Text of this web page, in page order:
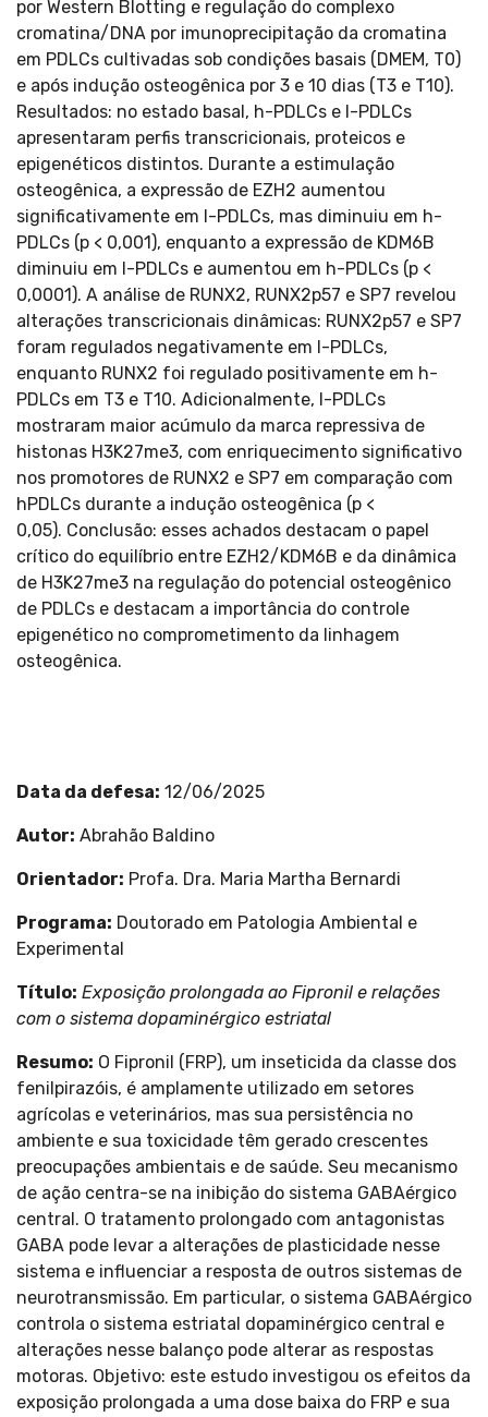
por Western Blotting e regulação do complexo
cromatina/DNA por imunoprecipitação da cromatina
em PDLCs cultivadas sob condições basais (DMEM, T0)
e após indução osteogênica por 3 e 10 dias (T3 e T10).
Resultados: no estado basal, h-PDLCs e l-PDLCs
apresentaram perfis transcricionais, proteicos e
epigenéticos distintos. Durante a estimulação
osteogênica, a expressão de EZH2 aumentou
significativamente em l-PDLCs, mas diminuiu em h-
PDLCs (p < 0,001), enquanto a expressão de KDM6B
diminuiu em l-PDLCs e aumentou em h-PDLCs (p <
0,0001). A análise de RUNX2, RUNX2p57 e SP7 revelou
alterações transcricionais dinâmicas: RUNX2p57 e SP7
foram regulados negativamente em l-PDLCs,
enquanto RUNX2 foi regulado positivamente em h-
PDLCs em T3 e T10. Adicionalmente, l-PDLCs
mostraram maior acúmulo da marca repressiva de
histonas H3K27me3, com enriquecimento significativo
nos promotores de RUNX2 e SP7 em comparação com
hPDLCs durante a indução osteogênica (p <
0,05). Conclusão: esses achados destacam o papel
crítico do equilíbrio entre EZH2/KDM6B e da dinâmica
de H3K27me3 na regulação do potencial osteogênico
de PDLCs e destacam a importância do controle
epigenético no comprometimento da linhagem
osteogênica.
Data da defesa: 12/06/2025
Autor: Abrahão Baldino
Orientador: Profa. Dra. Maria Martha Bernardi
Programa: Doutorado em Patologia Ambiental e
Experimental
Título: Exposição prolongada ao Fipronil e relações
com o sistema dopaminérgico estriatal
Resumo: O Fipronil (FRP), um inseticida da classe dos
fenilpirazóis, é amplamente utilizado em setores
agrícolas e veterinários, mas sua persistência no
ambiente e sua toxicidade têm gerado crescentes
preocupações ambientais e de saúde. Seu mecanismo
de ação centra-se na inibição do sistema GABAérgico
central. O tratamento prolongado com antagonistas
GABA pode levar a alterações de plasticidade nesse
sistema e influenciar a resposta de outros sistemas de
neurotransmissão. Em particular, o sistema GABAérgico
controla o sistema estriatal dopaminérgico central e
alterações nesse balanço pode alterar as respostas
motoras. Objetivo: este estudo investigou os efeitos da
exposição prolongada a uma dose baixa do FRP e sua